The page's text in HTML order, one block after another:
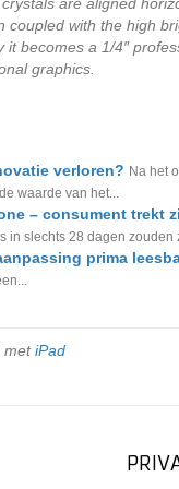
coupled with the high
it becomes a 1/4″
graphics.
verloren? Na het
waarde van het...
– consument trekt
in slechts 28 dagen zouden
prima
metiPad